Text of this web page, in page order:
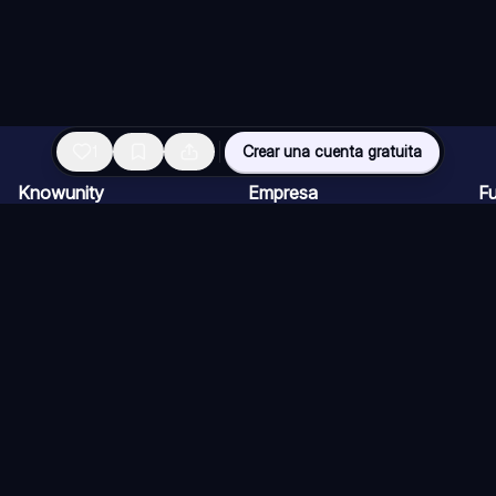
Crear una cuenta gratuita
Knowunity Empresa